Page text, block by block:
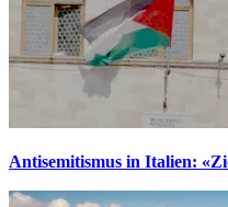
Antisemitismus in Italien: